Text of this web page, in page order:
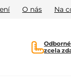
O nás Na
zcela